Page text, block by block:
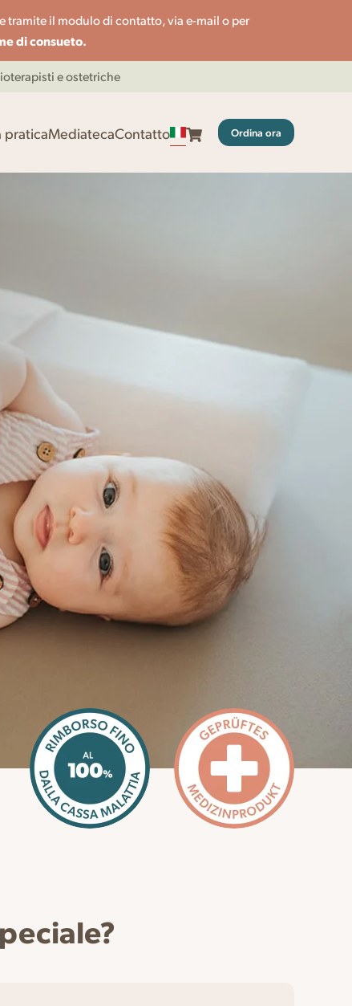
tramite il modulo di contatto, via e-mail o per
di consueto.
e ostetriche
praticaMediatecaContatto Ordina ora